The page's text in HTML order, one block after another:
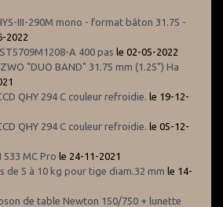
III-290M mono - format bâton 31.75 -
2022
A 400 pas le 02-05-2022
"DUO BAND" 31.75 mm (1.25") Ha
QHY 294 C couleur refroidie. le 19-12-
QHY 294 C couleur refroidie. le 05-12-
533 MC Pro le 24-11-2021
de 5 à 10 kg pour tige diam.32 mm le 14-
de table Newton 150/750 + lunette